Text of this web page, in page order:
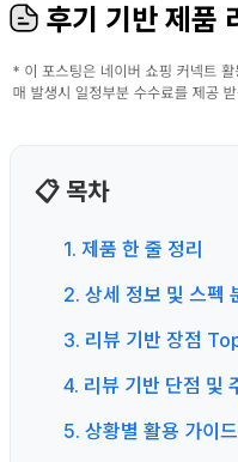
후기 기반 제품
📋 목차
1. 제품 한 줄 정리
2. 상세 정보 및 스펙
3. 리뷰 기반 장점
4. 리뷰 기반 단점 및
5. 상황별 활용 가이드